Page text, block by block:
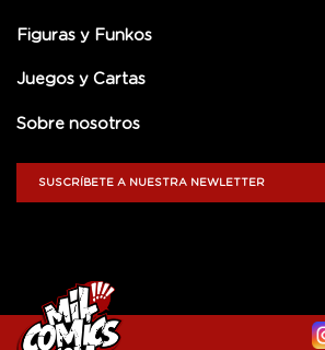
Figuras y Funkos
Juegos y Cartas
Sobre nosotros
SUSCRÍBETE A NUESTRA NEWLETTER